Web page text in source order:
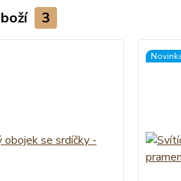
3